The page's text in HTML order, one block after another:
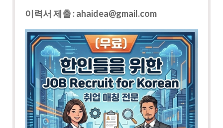
이력서 제출 : ahaidea@gmail.com